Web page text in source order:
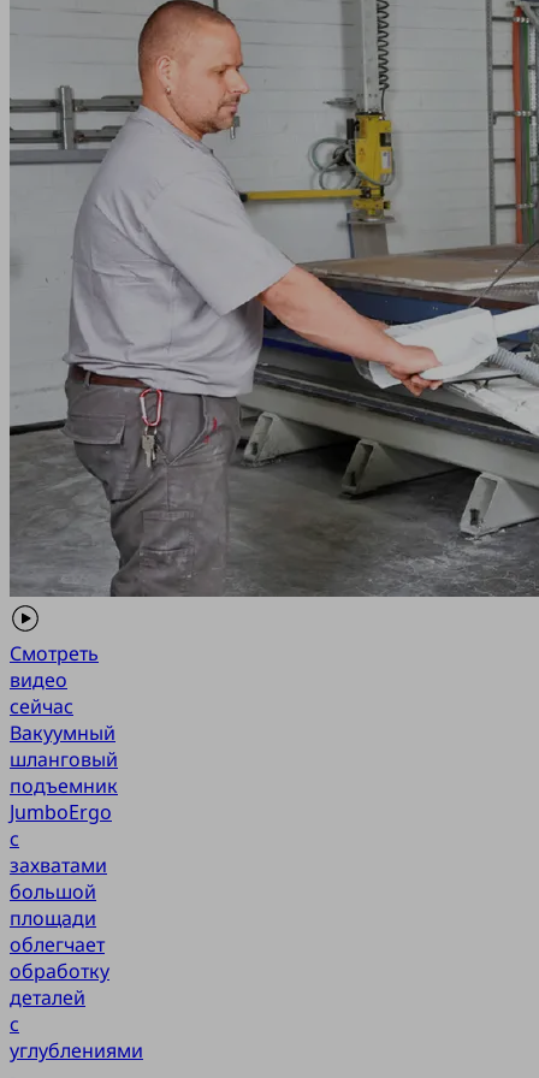
Смотреть
видео
сейчас
Вакуумный
шланговый
подъемник
JumboErgo
с
захватами
большой
площади
облегчает
обработку
деталей
с
углублениями